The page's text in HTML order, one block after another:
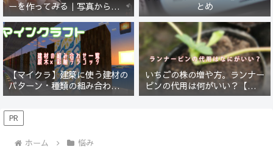
ーを作ってみる｜写真から始ま
る小さなプロジェクト【一灯
花】
とめ
【マイクラ】建築に使う建材の
パターン・種類の組み合わせ一
覧！原木×彩釉テラコッタ編
いちごの株の増や方。ランナー
ピンの代用は何がいい？【５年
放置したイチゴは復活するの
PR
ホーム 悩み